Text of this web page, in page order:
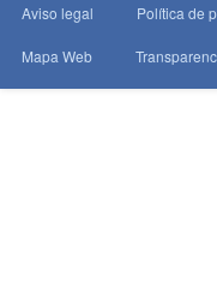
Aviso legal Política de
Mapa Web